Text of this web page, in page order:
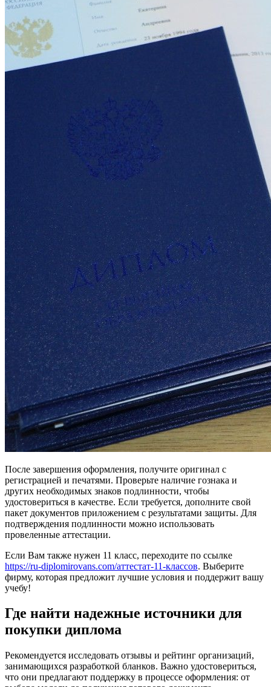
После завершения оформления, получите оригинал с
регистрацией и печатями. Проверьте наличие гознака и
других необходимых знаков подлинности, чтобы
удостовериться в качестве. Если требуется, дополните свой
пакет документов приложением с результатами защиты. Для
подтверждения подлинности можно использовать
провеленные аттестации.
Если Вам также нужен 11 класс, переходите по ссылке
https://ru-diplomirovans.com/аттестат-11-классов. Выберите
фирму, которая предложит лучшие условия и поддержит вашу
учебу!
Где найти надежные источники для
покупки диплома
Рекомендуется исследовать отзывы и рейтинг организаций,
занимающихся разработкой бланков. Важно удостовериться,
что они предлагают поддержку в процессе оформления: от